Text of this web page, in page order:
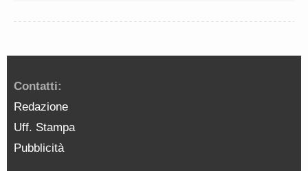
Contatti:
Redazione
Uff. Stampa
Pubblicità